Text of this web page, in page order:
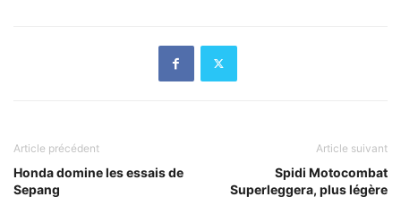
Article précédent
Honda domine les essais de
Sepang
Article suivant
Spidi Motocombat
Superleggera, plus légère